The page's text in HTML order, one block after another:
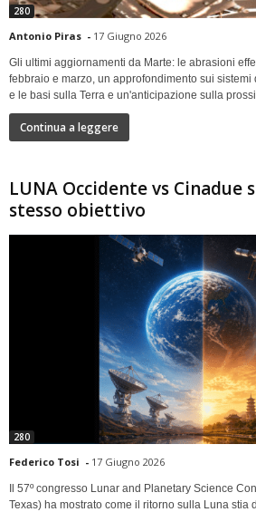
280
Antonio Piras - 17 Giugno 2026
Gli ultimi aggiornamenti da Marte: le abrasioni
febbraio e marzo, un approfondimento sui
e le basi sulla Terra e un'anticipazione sulla
Continua a leggere
LUNA Occidente vs Cinadue
stesso obiettivo
280
Federico Tosi - 17 Giugno 2026
Il 57º congresso Lunar and Planetary Science
Texas) ha mostrato come il ritorno sulla Luna stia